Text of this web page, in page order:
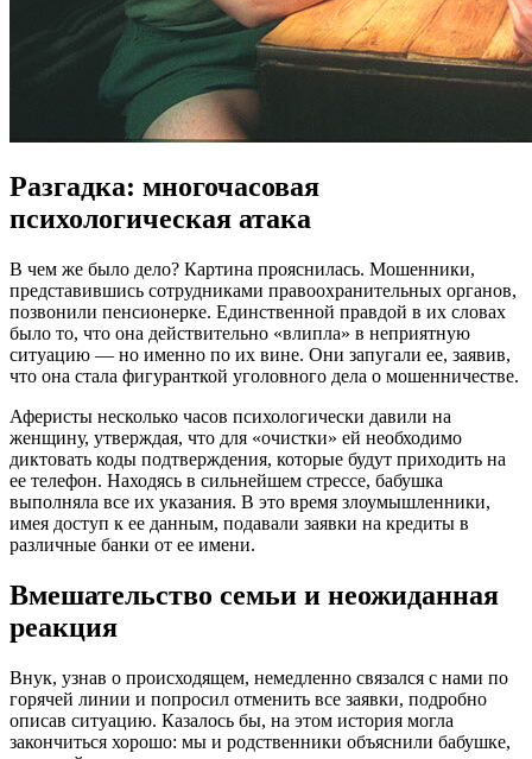
Разгадка: многочасовая
психологическая атака
В чем же было дело? Картина прояснилась. Мошенники,
представившись сотрудниками правоохранительных органов,
позвонили пенсионерке. Единственной правдой в их словах
было то, что она действительно «влипла» в неприятную
ситуацию — но именно по их вине. Они запугали ее, заявив,
что она стала фигуранткой уголовного дела о мошенничестве.
Аферисты несколько часов психологически давили на
женщину, утверждая, что для «очистки» ей необходимо
диктовать коды подтверждения, которые будут приходить на
ее телефон. Находясь в сильнейшем стрессе, бабушка
выполняла все их указания. В это время злоумышленники,
имея доступ к ее данным, подавали заявки на кредиты в
различные банки от ее имени.
Вмешательство семьи и неожиданная
реакция
Внук, узнав о происходящем, немедленно связался с нами по
горячей линии и попросил отменить все заявки, подробно
описав ситуацию. Казалось бы, на этом история могла
закончиться хорошо: мы и родственники объяснили бабушке,